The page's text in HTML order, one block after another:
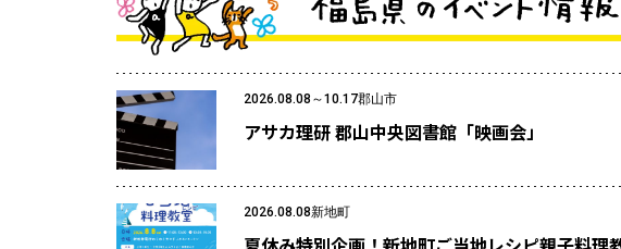
2026.08.08～10.17郡山市
アサカ理研 郡山中央図書館「映画会」
2026.08.08新地町